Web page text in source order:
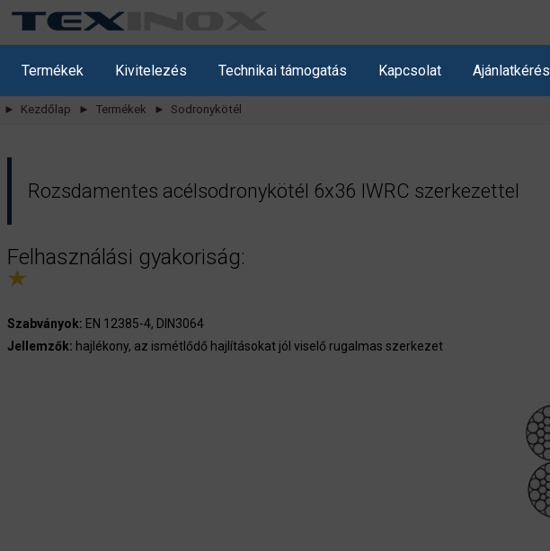
Termékek Kivitelezés Technikai támogatás Kapcsolat Ajánlatkérés
► Kezdőlap ► Termékek ► Sodronykötél
Rozsdamentes acélsodronykötél 6x36 IWRC szerkezettel
Felhasználási gyakoriság:
Szabványok: EN 12385-4, DIN3064
Jellemzők: hajlékony, az ismétlődő hajlításokat jól viselő rugalmas szerkezet